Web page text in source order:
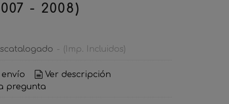
- 2008)
- (Imp. Incluidos)
envío
Ver descripción
pregunta